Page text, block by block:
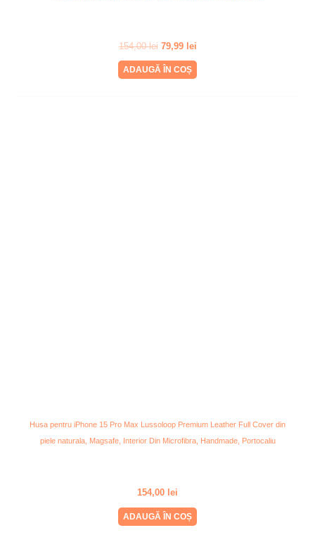
154,00lei 79,99 lei
ADAUGĂ ÎN COȘ
Husa pentru iPhone 15 Pro Max Lussoloop Premium Leather Full Cover din
piele naturala, Magsafe, Interior Din Microfibra, Handmade, Portocaliu
154,00 lei
ADAUGĂ ÎN COȘ